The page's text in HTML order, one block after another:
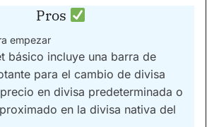
Pros
empezar
básico incluye una barra de
para el cambio de divisa
en divisa predeterminada o
en la divisa nativa del